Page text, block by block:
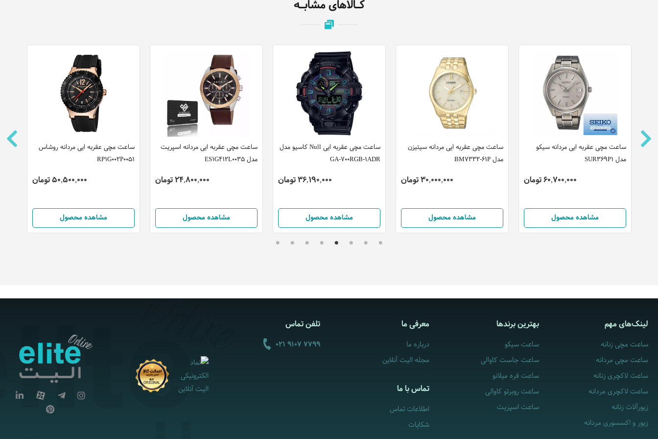
کـالاهای مشابـه
ساعت مچی عقربه ایی مردانه روشاس
RP1G002P0051
50,500,000 تومان
مشاهده محصول
ساعت مچی عقربه ایی مردانه اسپریت
مدل ES1G412L0035
24,800,000 تومان
مشاهده محصول
ساعت مچی عقربه ایی Null کاسیو مدل
GA-700RGB-1ADR
36,190,000 تومان
مشاهده محصول
ساعت مچی عقربه ایی مردانه سیتیزن
مدل BM7332-61P
30,000,000 تومان
مشاهده محصول
ساعت مچی عقربه ایی مردانه سیکو
مدل SUR369P1
60,700,000 تومان
مشاهده محصول
لینک‌های مهم
ساعت مچی زنانه
ساعت مچی مردانه
ساعت لاکچری زنانه
ساعت لاکچری مردانه
زیورآلات زنانه
زیور و اکسسوری مردانه
بهترین برندها
ساعت سیکو
ساعت جاست کاوالی
ساعت فره میلانو
ساعت روبرتو کاوالی
ساعت اسپریت
معرفی ما
درباره ما
مجله الیت آنلاین
تماس با ما
اطلاعات تماس
شکایات
تلفن تماس
021 9107 7799